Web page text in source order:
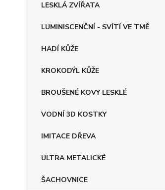
LESKLÁ ZVÍŘATA
LUMINISCENČNÍ - SVÍTÍ VE TMĚ
HADÍ KŮŽE
KROKODÝL KŮŽE
BROUŠENÉ KOVY LESKLÉ
VODNÍ 3D KOSTKY
IMITACE DŘEVA
ULTRA METALICKÉ
ŠACHOVNICE